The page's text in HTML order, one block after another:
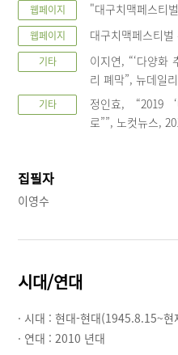
웹페이지 "대구치맥페스티
웹페이지 대구치맥페스티벌
기타
이지연, “‘다양화
리 폐막”, 뉴데일
기타
정인효, “2019 ‘
로””, 노컷뉴스,
집필자
이영수
시대/연대
· 시대 :현대-현대(1945.8.15~현
· 연대 :2010 년대